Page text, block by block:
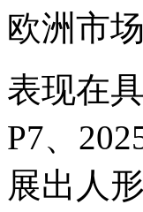
欧洲市
表现在
P7、
展出人